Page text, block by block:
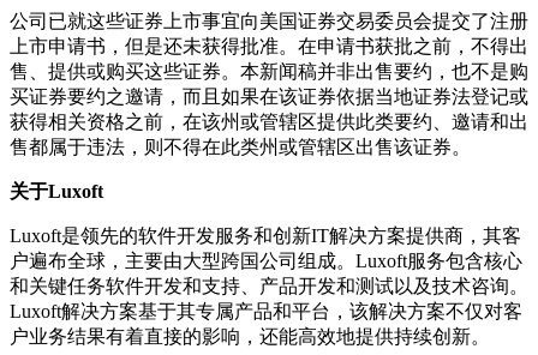
公司已就这些证券上市事宜向美国证券交易委员会提交了注册
上市申请书，但是还未获得批准。在申请书获批之前，不得出
售、提供或购买这些证券。本新闻稿并非出售要约，也不是购
买证券要约之邀请，而且如果在该证券依据当地证券法登记或
获得相关资格之前，在该州或管辖区提供此类要约、邀请和出
售都属于违法，则不得在此类州或管辖区出售该证券。
关于Luxoft
Luxoft是领先的软件开发服务和创新IT解决方案提供商，其客
户遍布全球，主要由大型跨国公司组成。Luxoft服务包含核心
和关键任务软件开发和支持、产品开发和测试以及技术咨询。
Luxoft解决方案基于其专属产品和平台，该解决方案不仅对客
户业务结果有着直接的影响，还能高效地提供持续创新。